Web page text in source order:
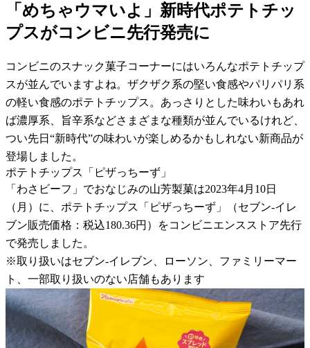
「めちゃウマいよ」新時代ポテトチッ
プスがコンビニ先行発売に
コンビニのスナック菓子コーナーにはいろんなポテトチップ
スが並んでいますよね。ザクザク系の堅い食感やパリパリ系
の軽い食感のポテトチップス。あっさりとした味わいもあれ
ば濃厚系、旨辛系などさまざまな種類が並んでいるけれど、
つい先日“新時代”の味わいが楽しめるかもしれない新商品が
登場しました。
ポテトチップス「ピザっちーず」
「わさビーフ」でおなじみの山芳製菓は2023年4月10日
（月）に、ポテトチップス「ピザっちーず」（セブン-イレ
ブン販売価格：税込180.36円）をコンビニエンスストア先行
で発売しました。
※取り扱いはセブン-イレブン、ローソン、ファミリーマー
ト、一部取り扱いのない店舗もあります